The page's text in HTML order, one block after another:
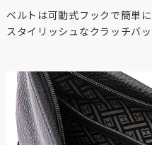
ベルトは可動式フックで簡単
スタイリッシュなクラッチバ